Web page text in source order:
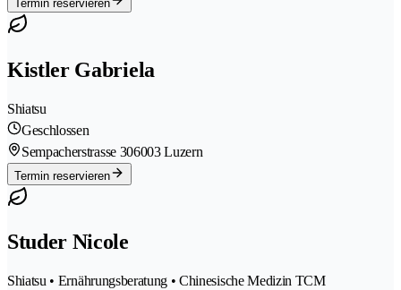
Termin reservieren
Kistler Gabriela
Shiatsu
Geschlossen
Sempacherstrasse 306003 Luzern
Termin reservieren
Studer Nicole
Shiatsu • Ernährungsberatung • Chinesische Medizin TCM